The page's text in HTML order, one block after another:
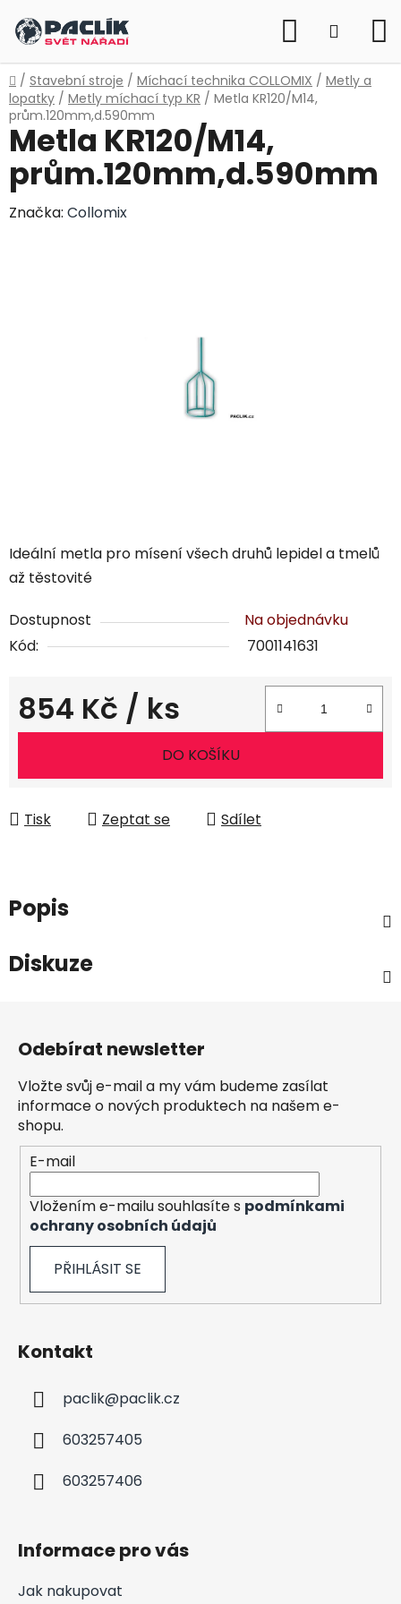
na
obsah
Hledat
KOŠÍK
Domů
/ Stavební stroje / Míchací technika COLLOMIX / Metly a
lopatky / Metly míchací typ KR / Metla KR120/M14,
prům.120mm,d.590mm
Ideální metla pro mísení všech druhů lepidel a tmelů
až těstovité
Dostupnost
Na objednávku
Kód:
7001141631
854 Kč / ks
Měrná cena:
DO KOŠÍKU
Tisk Zeptat se Sdílet
Metla KR120/M14,
prům.120mm,d.590mm
Značka: Collomix
Popis
Diskuze
Odebírat newsletter
Vložte svůj e-mail a my vám budeme zasílat
informace o nových produktech na našem e-
shopu.
E-mail
Vložením e-mailu souhlasíte s podmínkami
ochrany osobních údajů
PŘIHLÁSIT SE
Kontakt
paclik@paclik.cz
603257405
603257406
Informace pro vás
Jak nakupovat